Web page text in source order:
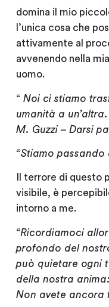
domina il mio
l’unica cosa che
attivamente al
avvenendo nella
uomo.
“ Noi ci stiamo
umanità a
M. Guzzi – Darsi
“Stiamo passando
Il terrore di questo
visibile, è
intorno a me.
“Ricordiamoci
profondo del
può quietare ogni
della nostra
Non avete ancora